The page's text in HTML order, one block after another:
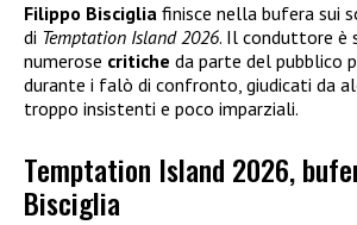
Filippo Bisciglia finisce nella bufera sui
di Temptation Island 2026. Il conduttore è
numerose critiche da parte del pubblico
durante i falò di confronto, giudicati da
troppo insistenti e poco imparziali.
Temptation Island 2026,
Bisciglia